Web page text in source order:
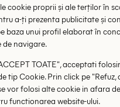
cookie proprii și ale terților în
a-ți prezenta publicitate și
baza unui profil elaborat în
de navigare.
TOATE", acceptati
tip Cookie. Prin click pe "Refuz,
vor folosi alte cookie in afara
functionarea website-ului.